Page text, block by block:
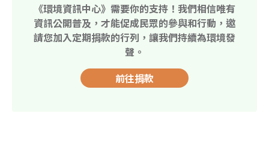
《環境資訊中心》需要你的支持！我們相信唯有
資訊公開普及，才能促成民眾的參與和行動，邀
請您加入定期捐款的行列，讓我們持續為環境發
聲。
前往捐款